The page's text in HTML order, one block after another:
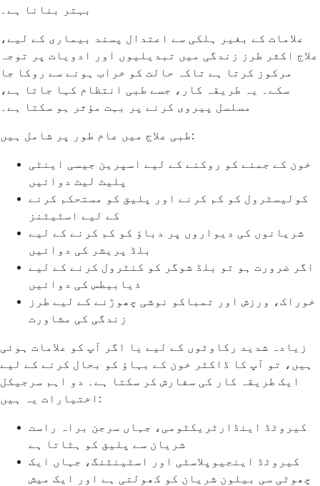
بہتر بنانا ہے۔
علامات کے بغیر ہلکی سے اعتدال پسند بیماری کے لیے،
علاج اکثر طرز زندگی میں تبدیلیوں اور ادویات پر توجہ
مرکوز کرتا ہے تاکہ حالت کو خراب ہونے سے روکا جا
سکے۔ یہ طریقہ کار، جسے طبی انتظام کہا جاتا ہے،
مسلسل پیروی کرنے پر بہت مؤثر ہو سکتا ہے۔
طبی علاج میں عام طور پر شامل ہیں:
خون کے جمنے کو روکنے کے لیے اسپرین جیسی اینٹی
پلیٹ لیٹ دوائیں
کولیسٹرول کو کم کرنے اور پلیق کو مستحکم کرنے
کے لیے اسٹیٹنز
شریانوں کی دیواروں پر دباؤ کو کم کرنے کے لیے
بلڈ پریشر کی دوائیں
اگر ضرورت ہو تو بلڈ شوگر کو کنٹرول کرنے کے لیے
ذیابیطس کی دوائیں
خوراک، ورزش اور تمباکو نوشی چھوڑنے کے لیے طرز
زندگی کی مشاورت
زیادہ شدید رکاوٹوں کے لیے یا اگر آپ کو علامات ہوئی
ہیں، تو آپ کا ڈاکٹر خون کے بہاؤ کو بحال کرنے کے لیے
ایک طریقہ کار کی سفارش کر سکتا ہے۔ دو اہم سرجیکل
اختیارات یہ ہیں:
کیروٹڈ اینڈارٹریکٹومی، جہاں سرجن براہ راست
شریان سے پلیق کو ہٹاتا ہے
کیروٹڈ اینجیوپلاسٹی اور اسٹینٹنگ، جہاں ایک
چھوٹی سی بیلون شریان کو کھولتی ہے اور ایک میش